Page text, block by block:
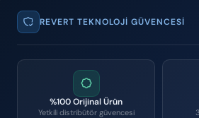
REVERT TEKNOLOJI GÜVENCESI
%100 Orijinal Ürün
Yetkili distribütör güvencesi